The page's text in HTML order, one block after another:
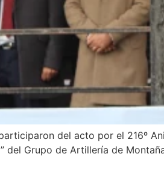
del acto por el 216º
del Grupo de Artillería de